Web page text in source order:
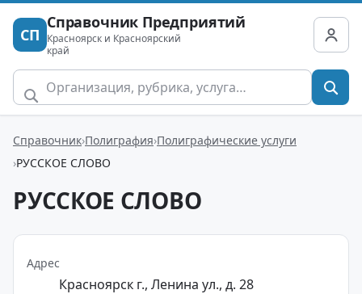
СП
Справочник Предприятий
Красноярск и Красноярский
край
Справочник Полиграфия Полиграфические услуги
РУССКОЕ СЛОВО
РУССКОЕ СЛОВО
Адрес
Красноярск г., Ленина ул., д. 28